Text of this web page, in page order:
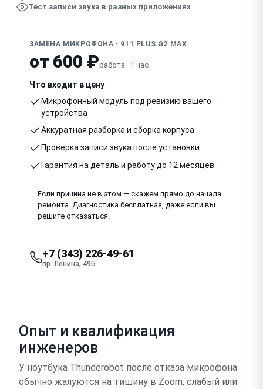
Тест записи звука в разных приложениях
ЗАМЕНА МИКРОФОНА · 911 PLUS G2 MAX
от 600 ₽работа · 1 час
Что входит в цену
Микрофонный модуль под ревизию вашего
устройства
Аккуратная разборка и сборка корпуса
Проверка записи звука после установки
Гарантия на деталь и работу до 12 месяцев
Если причина не в этом — скажем прямо до начала
ремонта. Диагностика бесплатная, даже если вы
решите отказаться.
+7 (343) 226-49-61
пр. Ленина, 49Б
Опыт и квалификация
инженеров
У ноутбука Thunderobot после отказа микрофона
обычно жалуются на тишину в Zoom, слабый или